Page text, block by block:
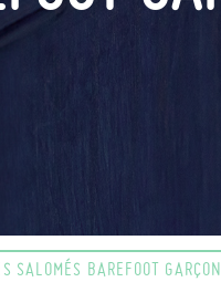
SALOMÉS BAREFOOT GARÇON